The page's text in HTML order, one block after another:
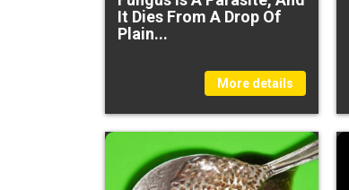
It Dies From A Drop Of
Plain...
More details